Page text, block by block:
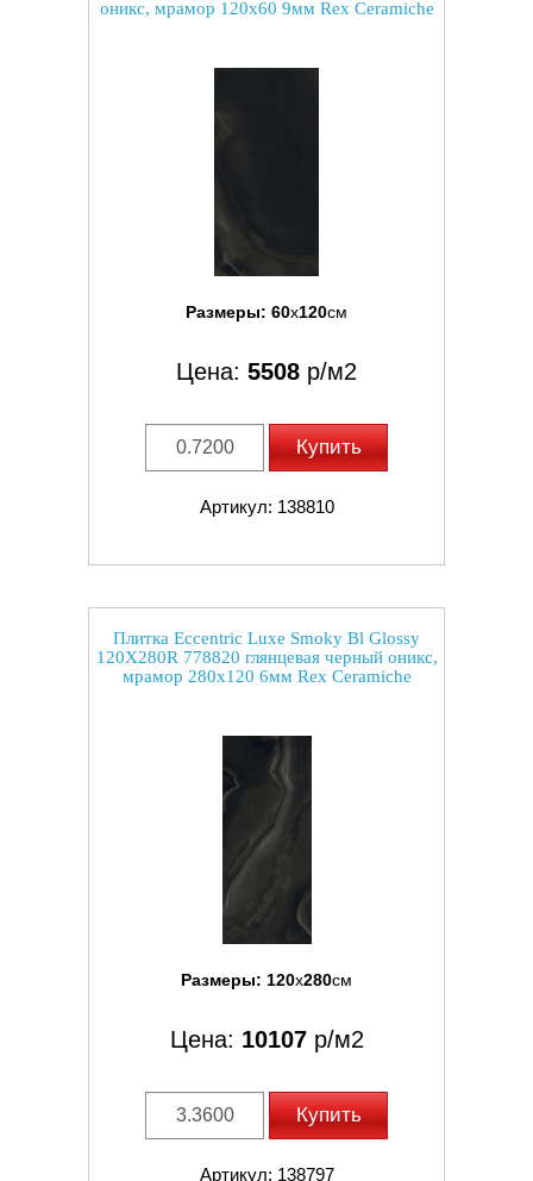
оникс, мрамор 120x60 9мм Rex Ceramiche
Размеры: 60x120см
Цена: 5508 р/м2
Купить
Артикул: 138810
Плитка Eccentric Luxe Smoky Bl Glossy
120X280R 778820 глянцевая черный оникс,
мрамор 280x120 6мм Rex Ceramiche
Размеры: 120x280см
Цена: 10107р/м2
Купить
Артикул: 138797